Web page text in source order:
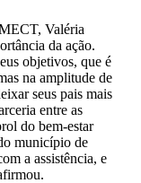
Valéria
da ação.
objetivos, que é
na amplitude de
seus pais mais
entre as
do bem-estar
município de
a assistência, e